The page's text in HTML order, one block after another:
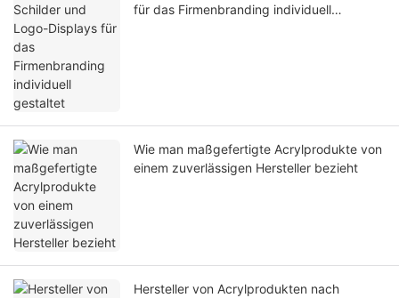
für das Firmenbranding individuell
Wie man maßgefertigte Acrylprodukte von
einem zuverlässigen Hersteller bezieht
Hersteller von Acrylprodukten nach